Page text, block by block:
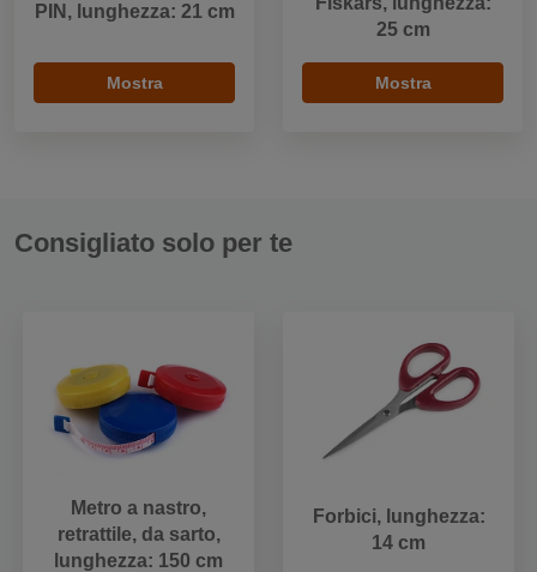
PIN, lunghezza: 21 cm
Mostra
25 cm
Mostra
Consigliato solo per te
Metro a nastro,
retrattile, da sarto,
lunghezza: 150 cm
Forbici, lunghezza:
14 cm